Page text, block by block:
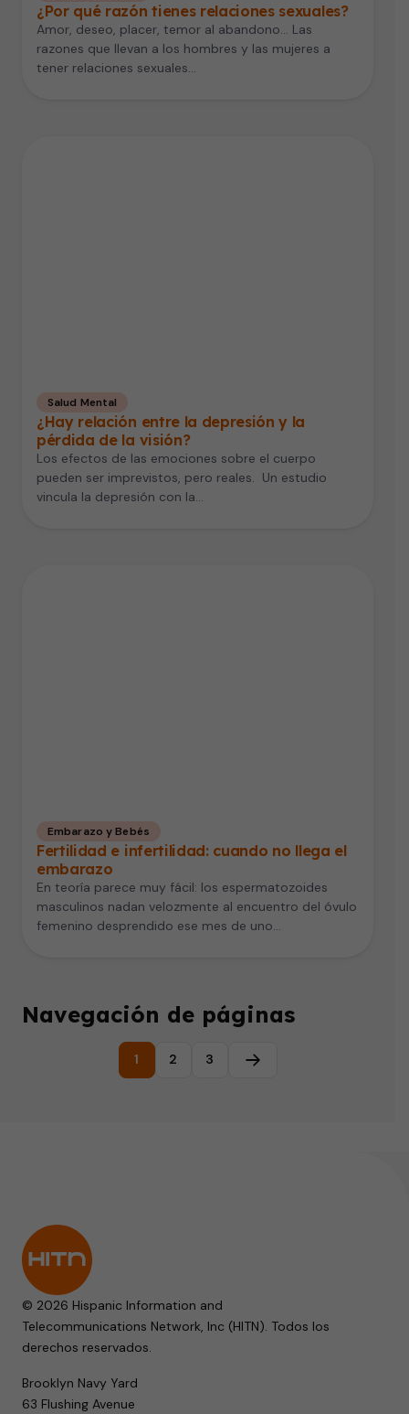
¿Por qué razón tienes relaciones sexuales?
Amor, deseo, placer, temor al abandono… Las
razones que llevan a los hombres y las mujeres a
tener relaciones sexuales…
Salud Mental
¿Hay relación entre la depresión y la
pérdida de la visión?
Los efectos de las emociones sobre el cuerpo
pueden ser imprevistos, pero reales. Un estudio
vincula la depresión con la…
Embarazo y Bebés
Fertilidad e infertilidad: cuando no llega el
embarazo
En teoría parece muy fácil: los espermatozoides
masculinos nadan velozmente al encuentro del óvulo
femenino desprendido ese mes de uno…
Navegación de páginas
1 2 3 Página siguiente
© 2026 Hispanic Information and
Telecommunications Network, Inc (HITN). Todos los
derechos reservados.
Brooklyn Navy Yard
63 Flushing Avenue